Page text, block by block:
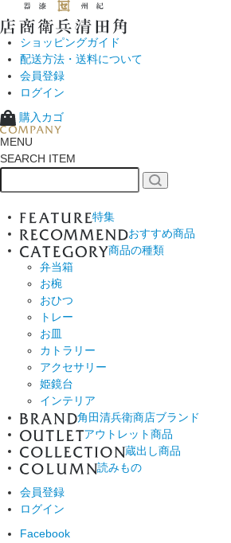
ショッピングガイド
配送方法・送料について
会員登録
ログイン
購入カゴ
MENU
SEARCH ITEM
特集
おすすめ商品
商品の種類
弁当箱
お椀
おひつ
トレー
お皿
カトラリー
アクセサリー
姫鏡台
インテリア
角田清兵衛商店ブランド
アウトレット商品
蔵出し商品
読みもの
会員登録
ログイン
Facebook